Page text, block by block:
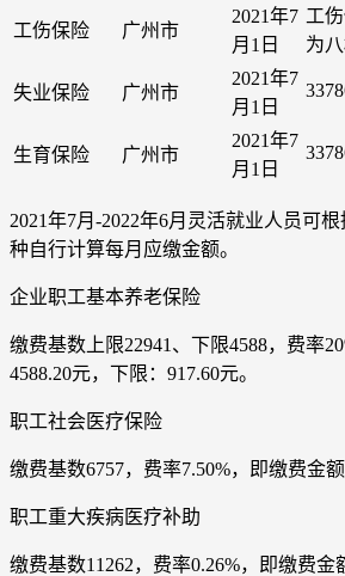
工伤保险 广州市
2021年7
月1日
工
为八
失业保险 广州市
2021年7
月1日
生育保险 广州市
2021年7
月1日
2021年7月-2022年6月灵活就业人员可
种自行计算每月应缴金额。
企业职工基本养老保险
缴费基数上限22941、下限4588，费率
4588.20元，下限：917.60元。
职工社会医疗保险
缴费基数6757，费率7.50%，即缴费金额
职工重大疾病医疗补助
缴费基数11262，费率0.26%，即缴费金